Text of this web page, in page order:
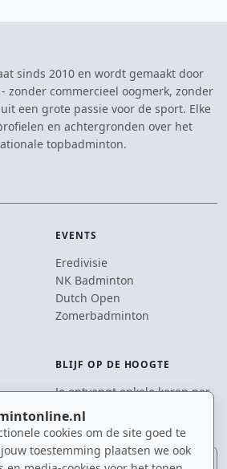
cookies om de site goed te
toestemming plaatsen we ook
sinds 2010 en wordt gemaakt door
zonder commercieel oogmerk, zonder
een grote passie voor de sport. Elke
en achtergronden over het
topbadminton.
EVENTS
Eredivisie
NK Badminton
Dutch Open
Zomerbadminton
BLIJF OP DE HOOGTE
Je ontvangt enkele keren per
jaar een e-mail met het
laatste badmintonnieuws.
E-mailadres